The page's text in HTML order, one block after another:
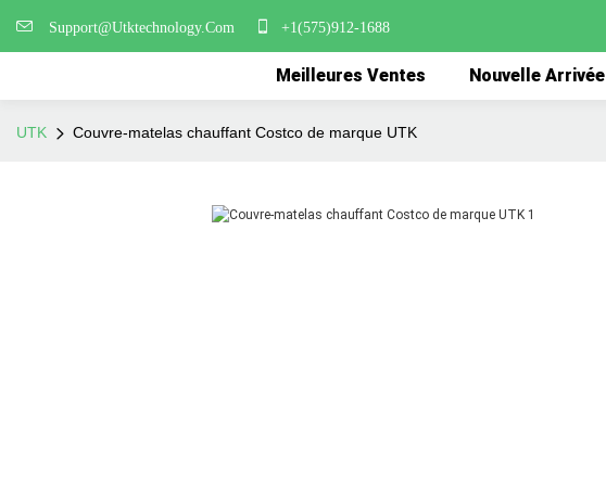
Support@Utktechnology.Com +1(575)912-1688
Meilleures Ventes Nouvelle Arrivée
UTK Couvre-matelas chauffant Costco de marque UTK